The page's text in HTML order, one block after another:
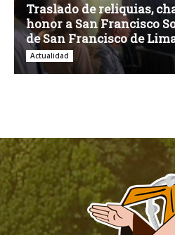
Traslado de reliquias,
honor a San Francisco
de San Francisco de
Actualidad